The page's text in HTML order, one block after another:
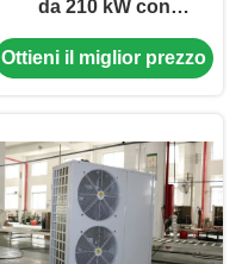
da 210 kW con
funzione antigelo per
acqua calda
Ottieni il miglior prezzo